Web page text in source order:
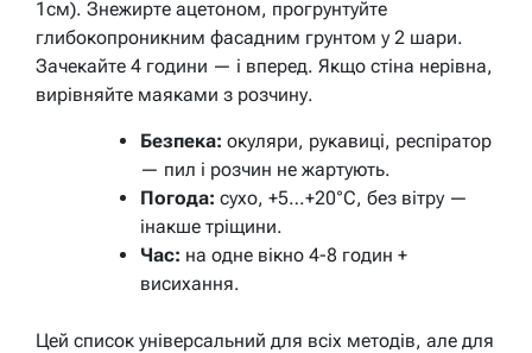
1см). Знежирте ацетоном, прогрунтуйте
глибокопроникним фасадним грунтом у 2 шари.
Зачекайте 4 години — і вперед. Якщо стіна нерівна,
вирівняйте маяками з розчину.
Безпека: окуляри, рукавиці, респіратор
— пил і розчин не жартують.
Погода: сухо, +5…+20°C, без вітру —
інакше тріщини.
Час: на одне вікно 4-8 годин +
висихання.
Цей список універсальний для всіх методів, але для